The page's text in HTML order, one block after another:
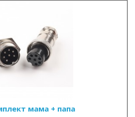
мама + папа